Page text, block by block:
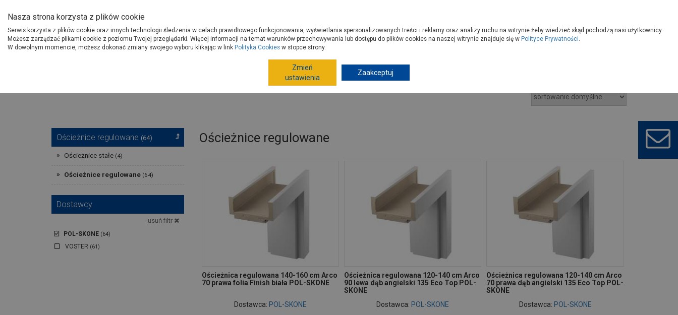
Produkty
O Grupie PSB
Gdzie kupisz Porady
Ościeżnice drzwiowe, listwy maskujące
Ościeżnice regulowane (64)
Ościeżnice stałe (4)
Ościeżnice regulowane (64)
Dostawcy
usuń filtr
POL-SKONE (64)
VOSTER (61)
Ościeżnice regulowane
Ościeżnica regulowana 140-160 cm Arco
70 prawa folia Finish biała POL-SKONE
Dostawca: POL-SKONE
Ościeżnica regulowana 120-140 cm Arco
90 lewa dąb angielski 135 Eco Top POL-
SKONE
Dostawca: POL-SKONE
Ościeżnica regulowana 120-140 cm Arco
70 prawa dąb angielski 135 Eco Top POL-
SKONE
Dostawca: POL-SKONE
Nasza strona korzysta z plików cookie
Serwis korzysta z plików cookie oraz innych technologii śledzenia w celach prawidłowego funkcjonowania, wyświetlania spersonalizowanych treści i reklamy oraz analizy ruchu na witrynie żeby wiedzieć skąd pochodzą nasi użytkownicy.
Możesz zarządzać plikami cookie z poziomu Twojej przeglądarki. Więcej informacji na temat warunków przechowywania lub dostępu do plików cookies na naszej witrynie znajduje się w Polityce Prywatności.
W dowolnym momencie, możesz dokonać zmiany swojego wyboru klikając w link Polityka Cookies w stopce strony.
Zmień
ustawienia
Zaakceptuj